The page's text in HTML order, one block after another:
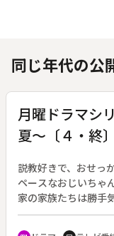
同じ年代の公
月曜ドラマ
夏～〔４・終
説教好きで、おせっ
ペースなおじいちゃ
家の家族たちは勝手
吉の体当たりの行動
乗り越えていく。作